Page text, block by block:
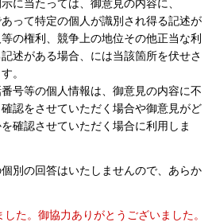
に当たっては、御意見の内容に、
あって特定の個人が識別され得る記述が
の権利、競争上の地位その他正当な利
述がある場合、には当該箇所を伏せさ
。
号等の個人情報は、御意見の内容に不
認をさせていただく場合や御意見がど
確認させていただく場合に利用しま
別の回答はいたしませんので、あらか
た。御協力ありがとうございました。